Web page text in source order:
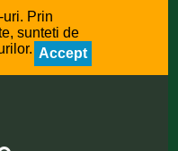
Prin
sunteti de
Accept